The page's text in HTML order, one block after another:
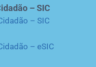
– SIC
– SIC
– eSIC